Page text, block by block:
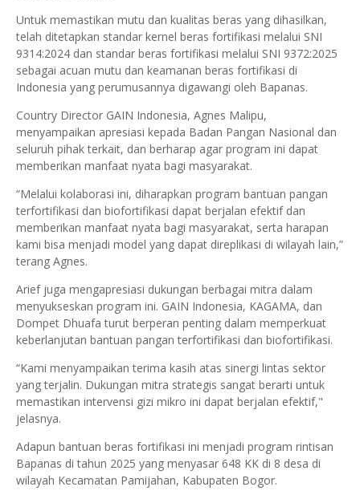
Untuk memastikan mutu dan kualitas beras yang dihasilkan,
telah ditetapkan standar kernel beras fortifikasi melalui SNI
9314:2024 dan standar beras fortifikasi melalui SNI 9372:2025
sebagai acuan mutu dan keamanan beras fortifikasi di
Indonesia yang perumusannya digawangi oleh Bapanas.
Country Director GAIN Indonesia, Agnes Malipu,
menyampaikan apresiasi kepada Badan Pangan Nasional dan
seluruh pihak terkait, dan berharap agar program ini dapat
memberikan manfaat nyata bagi masyarakat.
“Melalui kolaborasi ini, diharapkan program bantuan pangan
terfortifikasi dan biofortifikasi dapat berjalan efektif dan
memberikan manfaat nyata bagi masyarakat, serta harapan
kami bisa menjadi model yang dapat direplikasi di wilayah lain,”
terang Agnes.
Arief juga mengapresiasi dukungan berbagai mitra dalam
menyukseskan program ini. GAIN Indonesia, KAGAMA, dan
Dompet Dhuafa turut berperan penting dalam memperkuat
keberlanjutan bantuan pangan terfortifikasi dan biofortifikasi.
“Kami menyampaikan terima kasih atas sinergi lintas sektor
yang terjalin. Dukungan mitra strategis sangat berarti untuk
memastikan intervensi gizi mikro ini dapat berjalan efektif,"
jelasnya.
Adapun bantuan beras fortifikasi ini menjadi program rintisan
Bapanas di tahun 2025 yang menyasar 648 KK di 8 desa di
wilayah Kecamatan Pamijahan, Kabupaten Bogor.